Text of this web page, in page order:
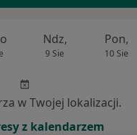
Ndz,
9 Sie
Pon,
10 Sie
w Twojej lokalizacji.
z kalendarzem